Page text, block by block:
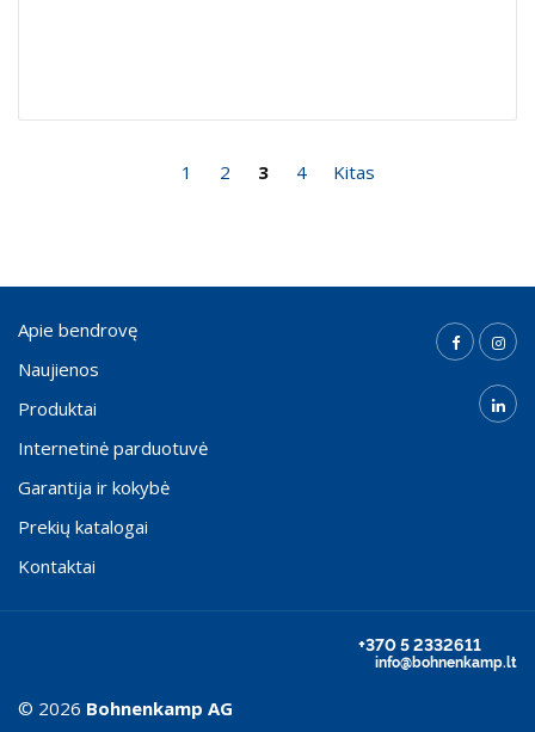
1 2 3 4 Kitas
Apie bendrovę
Naujienos
Produktai
Internetinė parduotuvė
Garantija ir kokybė
Prekių katalogai
Kontaktai
+370 5 2332611
info@bohnenkamp.lt
© 2026 Bohnenkamp AG